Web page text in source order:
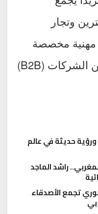
وتجار
مهنية مخصصة
بالكامل لعالم التجارة بين الشركات (B2B)
حديثة في عالم
راشد الماجد
تجمع الأصدقاء